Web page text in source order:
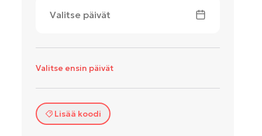
Valitse päivät
Valitse ensin päivät
Lisää koodi